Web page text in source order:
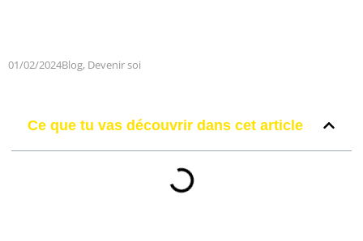
01/02/2024Blog, Devenir soi
Ce que tu vas découvrir dans cet article